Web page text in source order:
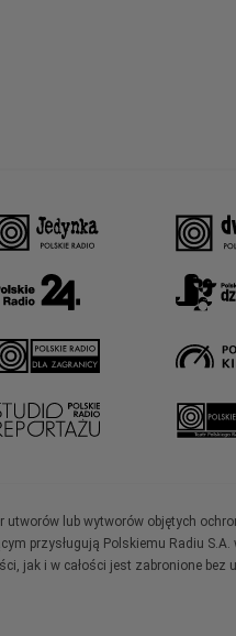
lub wytworów objętych
przysługują Polskiemu Radiu
jak i w całości jest zabronione bez